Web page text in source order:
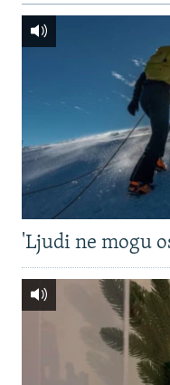
'Ljudi ne mogu